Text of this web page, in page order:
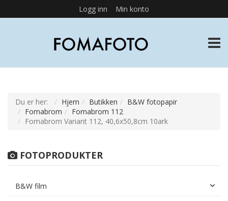
Logg inn Min konto
Du er her: Hjem Butikken
B&W fotopapir
Fomabrom
Fomabrom 112
Fomabrom Variant 112, 40,6x50,8cm 10ark
FOTOPRODUKTER
B&W film